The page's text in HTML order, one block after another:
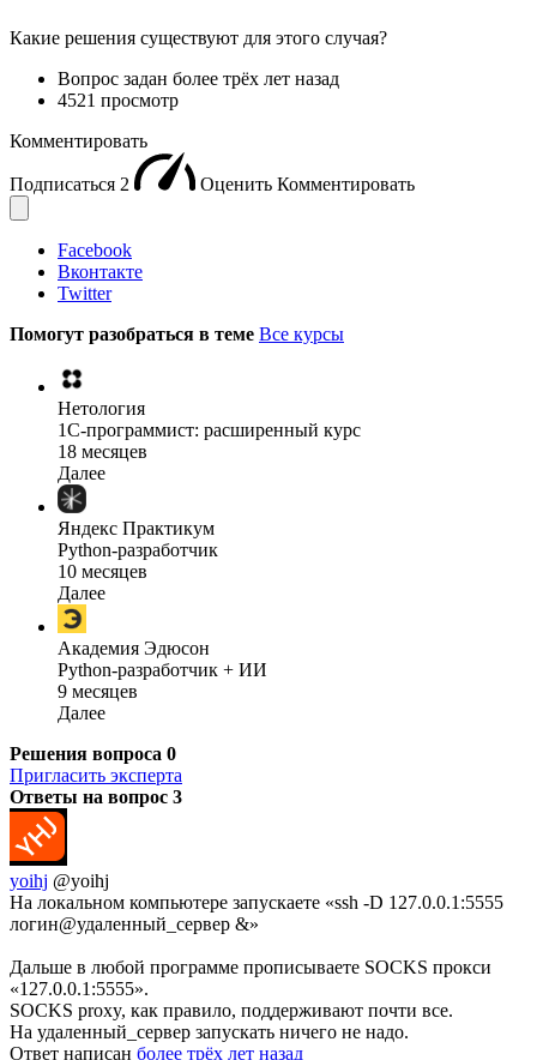
Какие решения существуют для этого случая?
Вопрос задан более трёх лет назад
4521 просмотр
Комментировать
Подписаться 2 Оценить Комментировать
Facebook
Вконтакте
Twitter
Помогут разобраться в теме Все курсы
Нетология
1C-программист: расширенный курс
18 месяцев
Далее
Яндекс Практикум
Python-разработчик
10 месяцев
Далее
Академия Эдюсон
Python-разработчик + ИИ
9 месяцев
Далее
Решения вопроса 0
Пригласить эксперта
Ответы на вопрос 3
yoihj @yoihj
На локальном компьютере запускаете «ssh -D 127.0.0.1:5555
логин@удаленный_сервер &»
Дальше в любой программе прописываете SOCKS прокси
«127.0.0.1:5555».
SOCKS proxy, как правило, поддерживают почти все.
На удаленный_сервер запускать ничего не надо.
Ответ написан более трёх лет назад